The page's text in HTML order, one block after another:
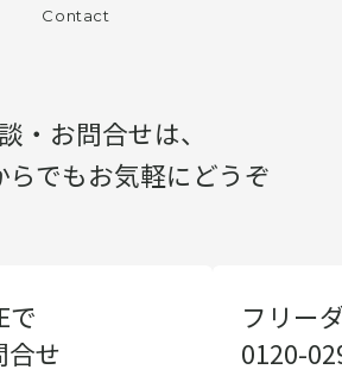
Contact
・お問合せは、
らでもお気軽にどうぞ
で
合せ
フリー
0120-